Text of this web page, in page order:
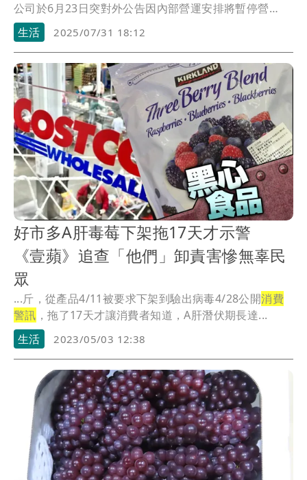
公司於6月23日突對外公告因內部營運安排將暫停營
運，...
生活 2025/07/31 18:12
好市多A肝毒莓下架拖17天才示警
《壹蘋》追查「他們」卸責害慘無辜民
眾
...斤，從產品4/11被要求下架到驗出病毒4/28公開消費
警訊 ，拖了17天才讓消費者知道，A肝潛伏期長達...
生活
2023/05/03 12:38